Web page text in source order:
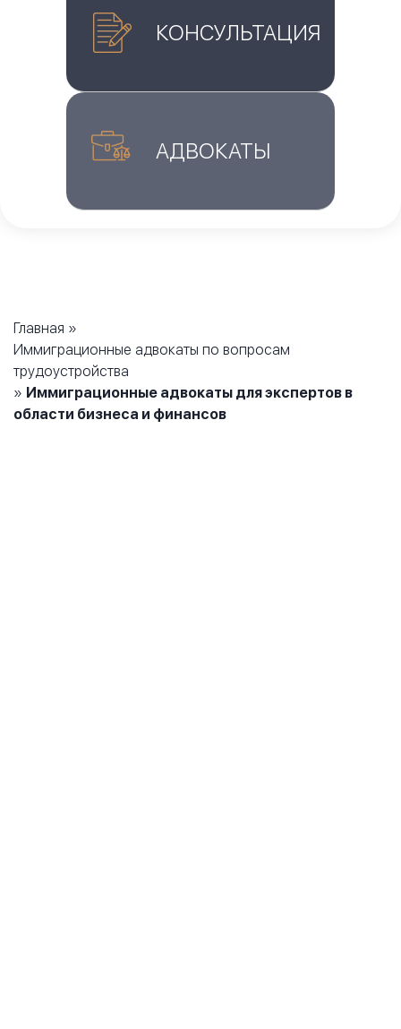
КОНСУЛЬТАЦИЯ
АДВОКАТЫ
Главная »
Иммиграционные адвокаты по вопросам
трудоустройства
» Иммиграционные адвокаты для экспертов в
области бизнеса и финансов